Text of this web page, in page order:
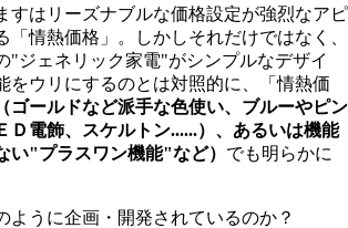
すはリーズナブルな価格設定が強烈なアピ
「情熱価格」。しかしそれだけではなく、
"ジェネリック家電"がシンプルなデザイ
をウリにするのとは対照的に、「情熱価
ゴールドなど派手な色使い、ブルーやピン
Ｄ電飾、スケルトン......）、あるいは機能
い"プラスワン機能"など） でも明らかに
ように企画・開発されているのか？